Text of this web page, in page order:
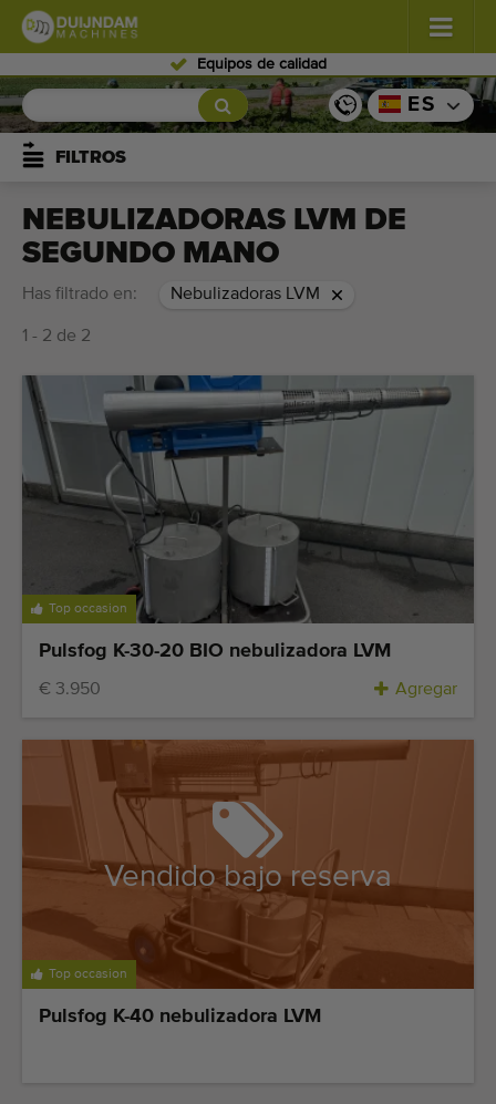
Equipos de calidad
Flores y plantas (576)
Verduras de campo abierto
Verduras de invernadero (347)
Frutas (333)
Buscar por tipo
Últimas máquinas visualizadas
Últimas máquinas añadidas
Alertas de máquinas
Cómo importar una máquina
Sobre nosotros
Blog
ES
FILTROS
NEBULIZADORAS LVM DE
SEGUNDO MANO
Has filtrado en: Nebulizadoras LVM
1 - 2 de 2
Top occasion
Pulsfog K-30-20 BIO nebulizadora LVM
€ 3.950 Agregar
Top occasion
Vendido bajo reserva
Pulsfog K-40 nebulizadora LVM